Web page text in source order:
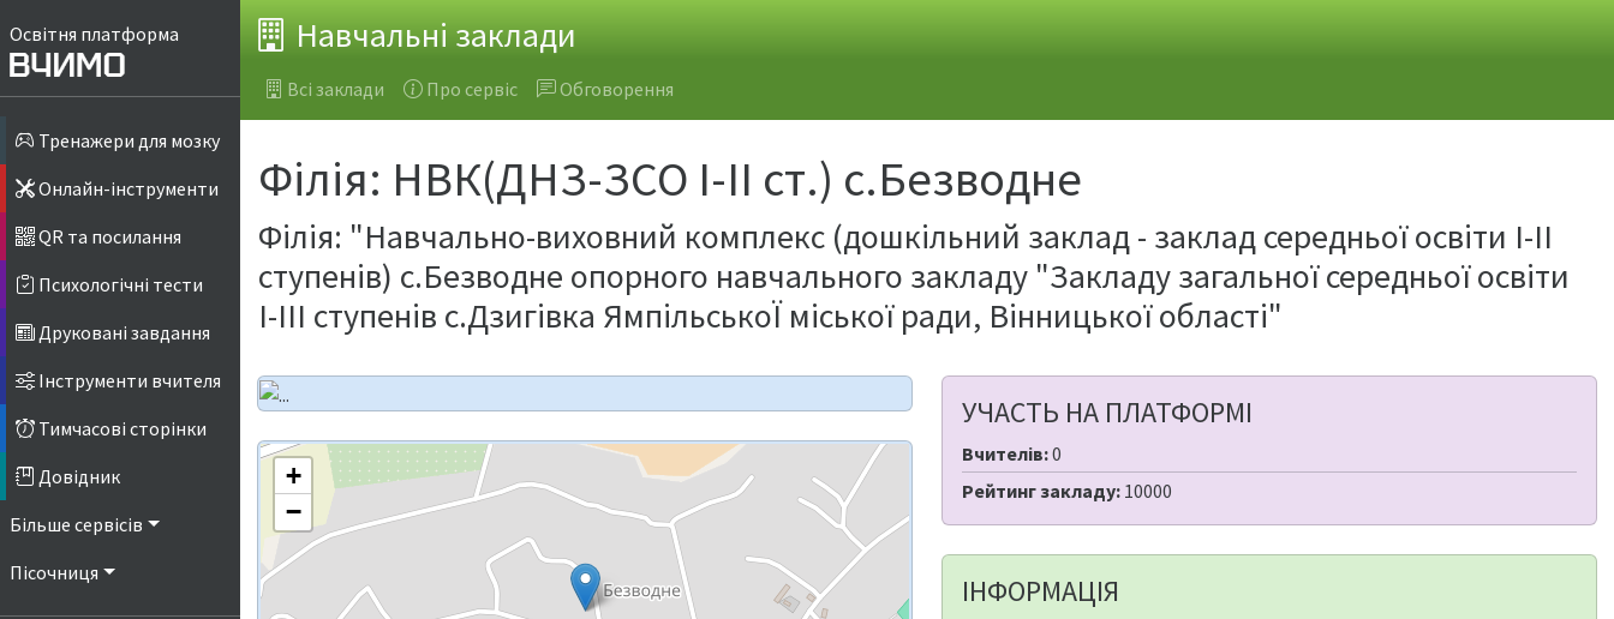
Освітня платформа
Тренажери для мозку
Онлайн-інструменти
QR та посилання
Психологічні тести
Друковані завдання
Інструменти вчителя
Тимчасові сторінки
Довідник
Більше сервісів
Пісочниця
Навчальні заклади
Всі заклади Про сервіс Обговорення
Філія: НВК(ДНЗ-ЗСО І-ІІ ст.) с.Безводне
Філія: "Навчально-виховний комплекс (дошкільний заклад - заклад середньої освіти І-ІІ
ступенів) с.Безводне опорного навчального закладу "Закладу загальної середньої освіти
І-ІІІ ступенів с.Дзигівка ЯмпільськоЇ міської ради, Вінницької області"
+
−
УЧАСТЬ НА ПЛАТФОРМІ
Вчителів:0
Рейтинг закладу: 10000
ІНФОРМАЦІЯ